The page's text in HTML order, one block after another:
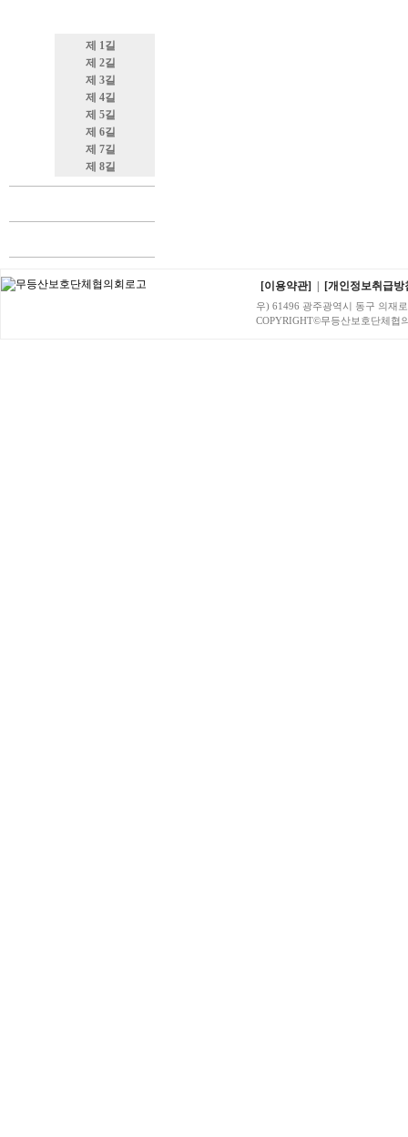
제 1길
제 2길
제 3길
제 4길
제 5길
제 6길
제 7길
제 8길
[이용약관] [개인정보취급방
우) 61496 광주광역시 동구 의재
COPYRIGHT©무등산보호단체협